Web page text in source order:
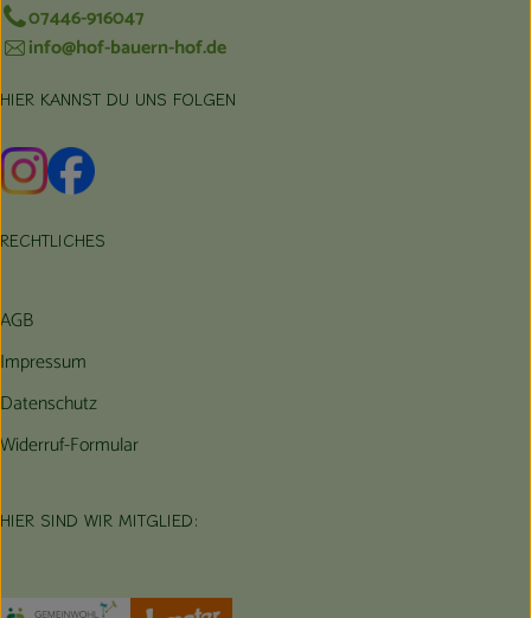
07446-916047
info@hof-bauern-hof.de
HIER KANNST DU UNS FOLGEN
Externer Link zu https://www.instagram.com/hofbauernhof/
Externer Link zu https://www.facebook.com/
RECHTLICHES
AGB
Impressum
Datenschutz
Widerruf-Formular
HIER SIND WIR MITGLIED:
Externer Link zu https://www.oekokiste.de/
Externer Link zu https://germany.econgood.org/